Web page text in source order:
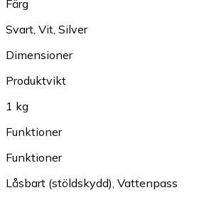
Färg
Svart Vit Silver
Dimensioner
Produktvikt
1 kg
Funktioner
Funktioner
Låsbart (stöldskydd) Vattenpass